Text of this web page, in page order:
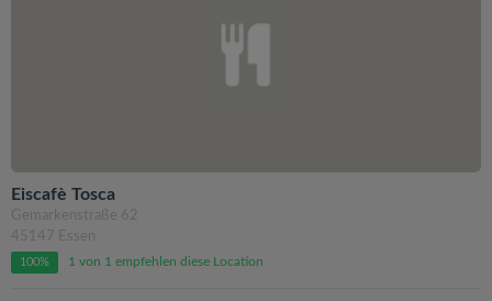
Eiscafè Tosca
Gemarkenstraße 62
45147 Essen
100% 1 von 1 empfehlen diese Location